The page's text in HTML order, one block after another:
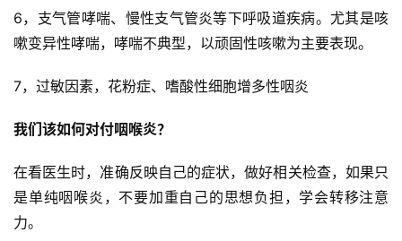
6，支气管哮喘、慢性支气管炎等下呼吸道疾病。尤其是咳
嗽变异性哮喘，哮喘不典型，以顽固性咳嗽为主要表现。
7，过敏因素，花粉症、嗜酸性细胞增多性咽炎
我们该如何对付咽喉炎？
在看医生时，准确反映自己的症状，做好相关检查，如果只
是单纯咽喉炎，不要加重自己的思想负担，学会转移注意
力。